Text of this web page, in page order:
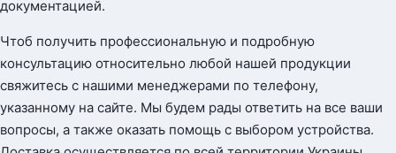
документацией.
Чтоб получить профессиональную и подробную
консультацию относительно любой нашей продукции
свяжитесь с нашими менеджерами по телефону,
указанному на сайте. Мы будем рады ответить на все ваши
вопросы, а также оказать помощь с выбором устройства.